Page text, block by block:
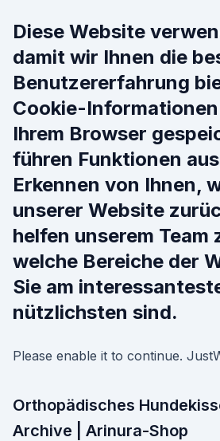
Diese Website
damit wir Ihnen die
Benutzererfahrung
Cookie-
Ihrem Browser
führen Funktionen
Erkennen von Ihnen,
unserer Website
helfen unserem Team
welche Bereiche der
Sie am
nützlichsten sind.
Please enable it to continue.
Orthopädisches
Archive | Arinura-Shop